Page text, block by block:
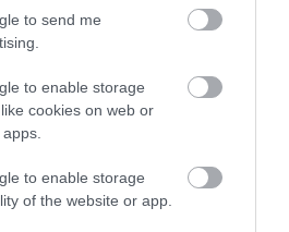
to send me
to enable storage
cookies on web or
to enable storage
of the website or app.
az ember figyelme a
épületekre.
Sírjunk vagy nevessünk?